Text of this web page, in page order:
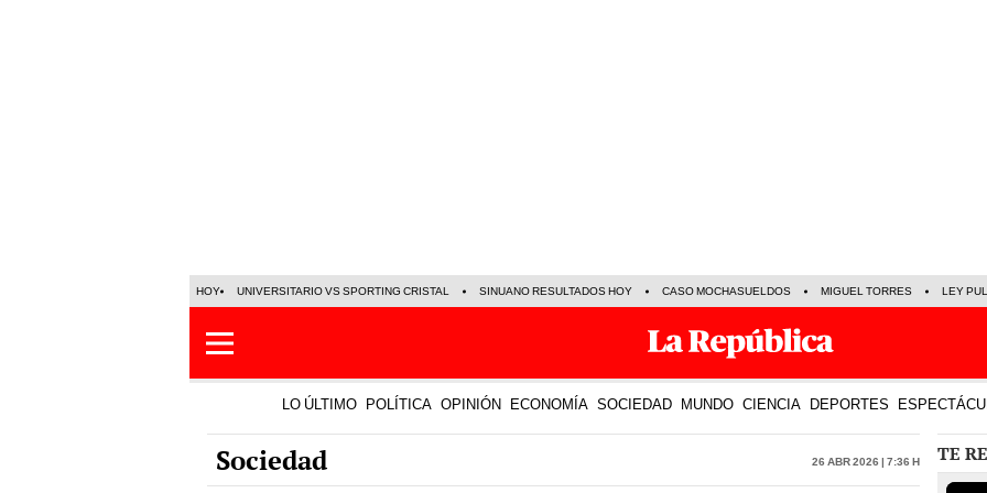
HOY UNIVERSITARIO VS SPORTING CRISTAL SINUANO RESULTADOS HOY CASO MOCHASUELDOS MIGUEL TORRES LEY
LO ÚLTIMO POLÍTICA OPINIÓN ECONOMÍA SOCIEDAD MUNDO CIENCIA DEPORTES
Sociedad 26 Abr 2026 | 7:36 h TE